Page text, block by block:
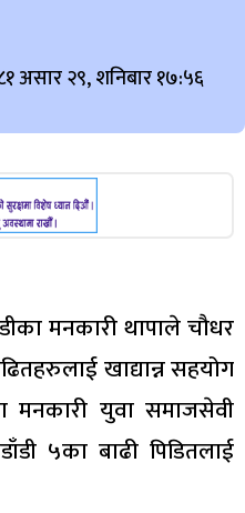
असार २९, शनिबार १७:५६
मनकारी थापाले चौधर
खाद्यान्न सहयोग
युवा समाजसेवी
५का बाढी पिडितलाई